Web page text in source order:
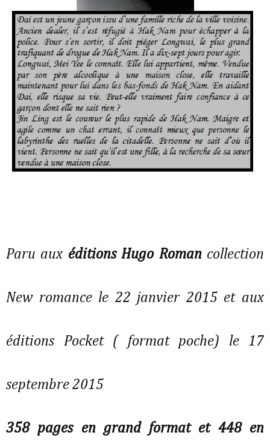
Paru aux éditions Hugo Romancollection
New romance le 22 janvier 2015 et aux
éditions Pocket ( format poche) le 17
septembre 2015
358 pages en grand format et 448 en